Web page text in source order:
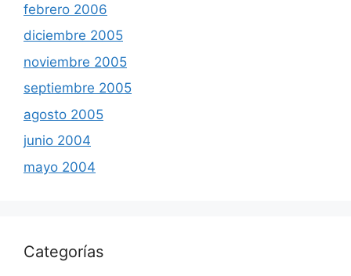
febrero 2006
diciembre 2005
noviembre 2005
septiembre 2005
agosto 2005
junio 2004
mayo 2004
Categorías